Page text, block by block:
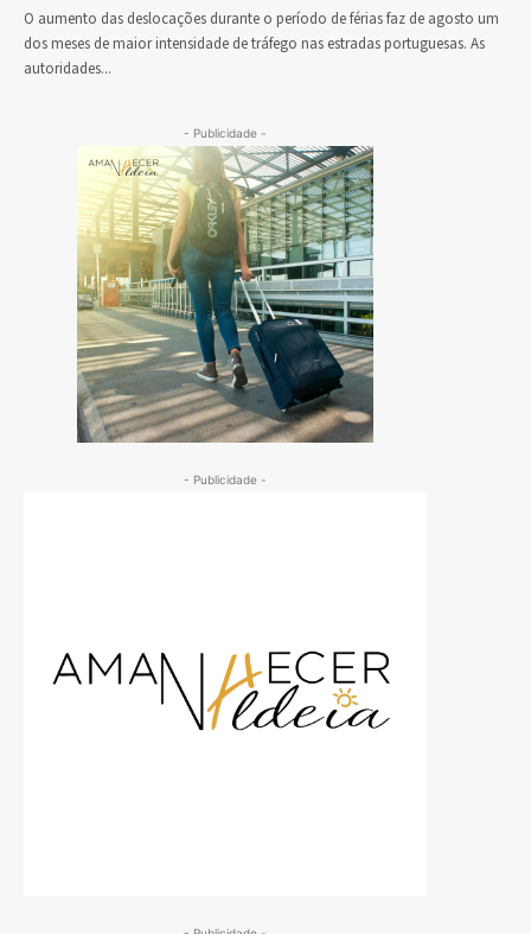
O aumento das deslocações durante o período de férias faz de agosto um
dos meses de maior intensidade de tráfego nas estradas portuguesas. As
autoridades...
- Publicidade -
- Publicidade -